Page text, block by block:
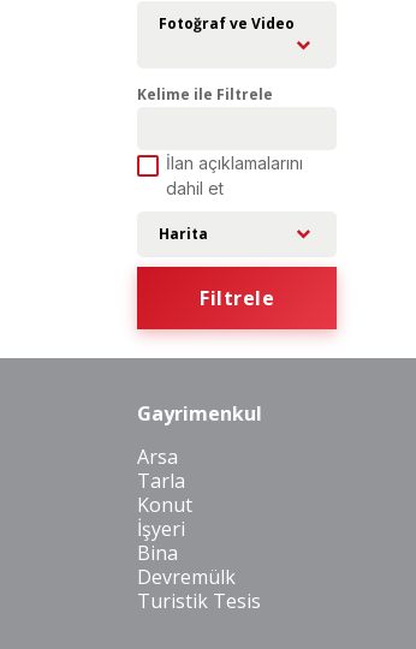
Fotoğraf ve Video
Kelime ile Filtrele
İlan açıklamalarını
dahil et
Harita
Filtrele
Gayrimenkul
Arsa
Tarla
Konut
İşyeri
Bina
Devremülk
Turistik Tesis